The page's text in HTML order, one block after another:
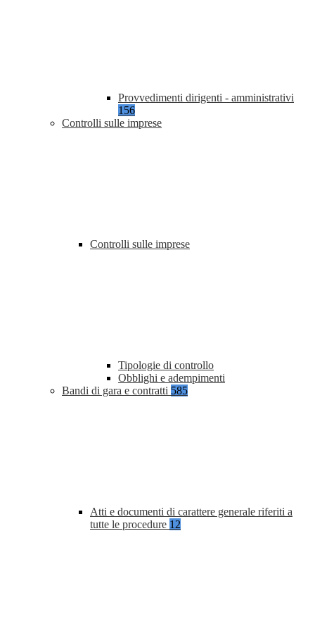
Provvedimenti dirigenti - amministrativi
156
Controlli sulle imprese
Controlli sulle imprese
Tipologie di controllo
Obblighi e adempimenti
Bandi di gara e contratti 585
Atti e documenti di carattere generale riferiti a
tutte le procedure 12